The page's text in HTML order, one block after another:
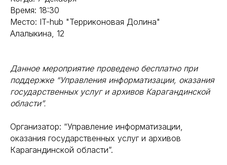
Время: 18:30
Место: IT-hub "Терриконовая Долина"
Алалыкина, 12
Данное мероприятие проведено бесплатно при
поддержке “Управления информатизации, оказания
государственных услуг и архивов Карагандинской
области”.
Организатор: “Управление информатизации,
оказания государственных услуг и архивов
Карагандинской области”.